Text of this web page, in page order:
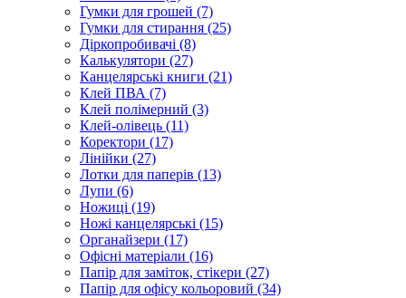
Гумки для грошей (7)
Гумки для стирання (25)
Діркопробивачі (8)
Калькулятори (27)
Канцелярські книги (21)
Клей ПВА (7)
Клей полімерний (3)
Клей-олівець (11)
Коректори (17)
Лінійки (27)
Лотки для паперів (13)
Лупи (6)
Ножиці (19)
Ножі канцелярські (15)
Органайзери (17)
Офісні матеріали (16)
Папір для заміток, стікери (27)
Папір для офісу кольоровий (34)